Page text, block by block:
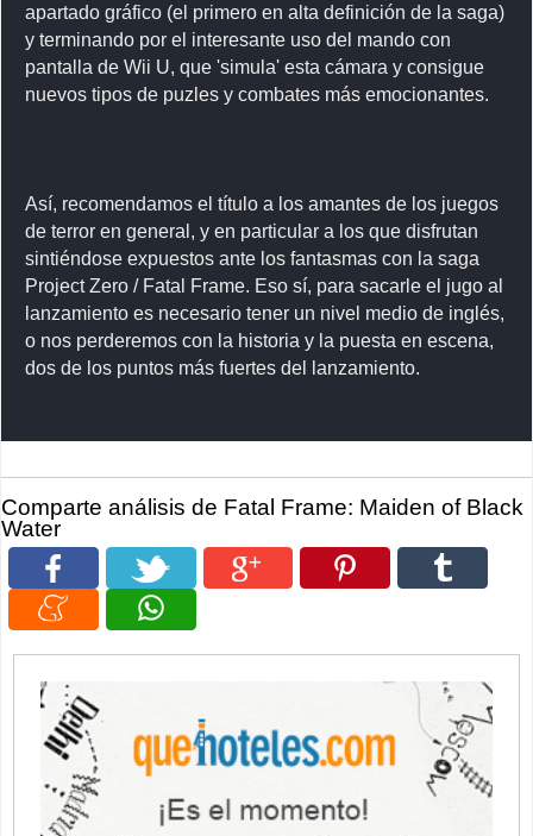
apartado gráfico (el primero en alta definición de la saga)
y terminando por el interesante uso del mando con
pantalla de Wii U, que 'simula' esta cámara y consigue
nuevos tipos de puzles y combates más emocionantes.
Así, recomendamos el título a los amantes de los juegos
de terror en general, y en particular a los que disfrutan
sintiéndose expuestos ante los fantasmas con la saga
Project Zero / Fatal Frame. Eso sí, para sacarle el jugo al
lanzamiento es necesario tener un nivel medio de inglés,
o nos perderemos con la historia y la puesta en escena,
dos de los puntos más fuertes del lanzamiento.
Comparte análisis de Fatal Frame: Maiden of Black
Water